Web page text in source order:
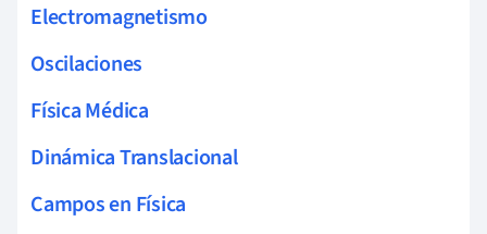
Electromagnetismo
Oscilaciones
Física Médica
Dinámica Translacional
Campos en Física